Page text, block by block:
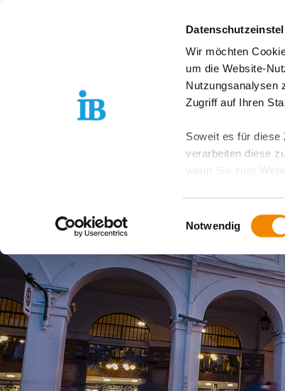
Wir möchten
um die Website-
Nutzungsanalysen
Zugriff auf Ihren
Soweit es für diese
verarbeiten diese
wenn Sie zum
zusätzlichen
Weitere Details
Sie möchten, dass
Kategorien
Zwecke
Ihre etwaige
der von Ihnen
aufgrund
Einwilligungsauswahl
Notwendig